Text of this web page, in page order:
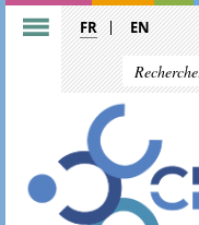
FR EN